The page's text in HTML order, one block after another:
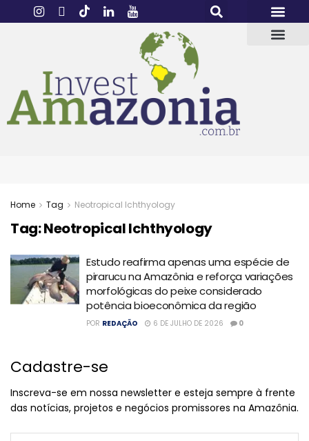
Home Tag Neotropical Ichthyology
Tag:Neotropical Ichthyology
Estudo reafirma apenas uma espécie de
pirarucu na Amazônia e reforça variações
morfológicas do peixe considerado
potência bioeconômica da região
POR REDAÇÃO 6 DE JULHO DE 2026 0
Cadastre-se
Inscreva-se em nossa newsletter e esteja sempre à frente
das notícias, projetos e negócios promissores na Amazônia.